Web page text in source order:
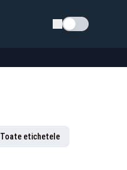
Schimba tema
Toate etichetele